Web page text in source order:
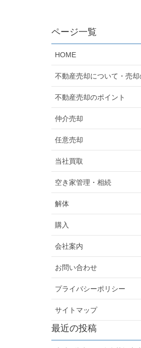
ページ一覧
HOME
不動産売却について・売
不動産売却のポイント
仲介売却
任意売却
当社買取
空き家管理・相続
解体
購入
会社案内
お問い合わせ
プライバシーポリシー
サイトマップ
最近の投稿